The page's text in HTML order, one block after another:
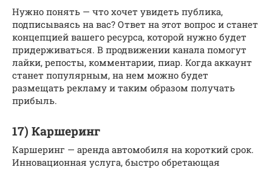
Нужно понять — что хочет увидеть публика,
подписываясь на вас? Ответ на этот вопрос и станет
концепцией вашего ресурса, которой нужно будет
придерживаться. В продвижении канала помогут
лайки, репосты, комментарии, пиар. Когда аккаунт
станет популярным, на нем можно будет
размещать рекламу и таким образом получать
прибыль.
17) Каршеринг
Каршеринг — аренда автомобиля на короткий срок.
Инновационная услуга, быстро обретающая